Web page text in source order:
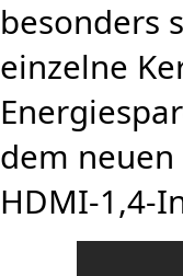
besonders
einzelne
dem
HDMI-1,4-